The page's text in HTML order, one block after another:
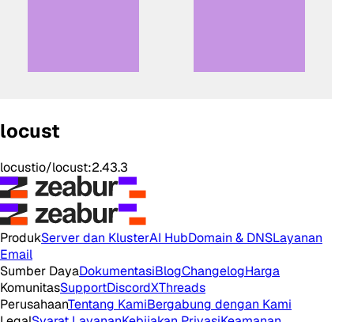
locust
locustio/locust:2.43.3
ProdukServer dan KlusterAI HubDomain & DNSLayanan
Email
Sumber DayaDokumentasiBlogChangelogHarga
KomunitasSupportDiscordXThreads
PerusahaanTentang KamiBergabung dengan Kami